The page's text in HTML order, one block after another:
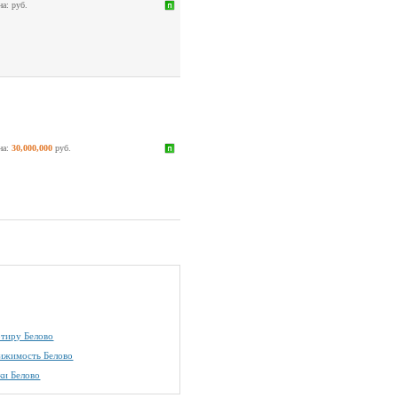
руб.
30,000,000 руб.
Белово
Белово
Белово